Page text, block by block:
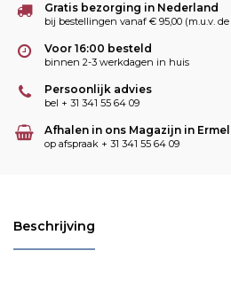
Gratis bezorging in Nederland
bij bestellingen vanaf € 95,00 (m.u.v.
Voor 16:00 besteld
binnen 2-3 werkdagen in huis
Persoonlijk advies
bel + 31 341 55 64 09
Afhalen in ons Magazijn in
op afspraak + 31 341 55 64 09
Beschrijving